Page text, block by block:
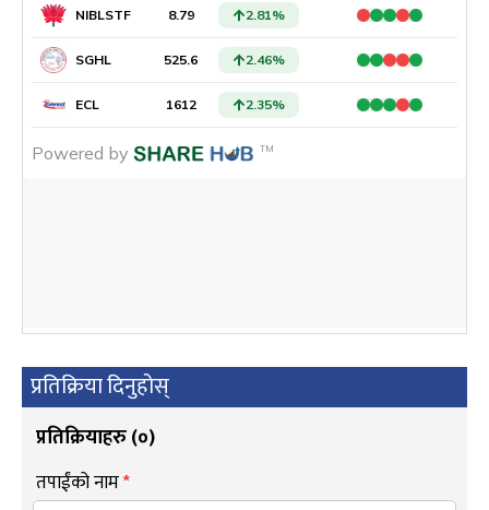
प्रतिक्रिया दिनुहोस्
प्रतिक्रियाहरु (०)
तपाईंको नाम*